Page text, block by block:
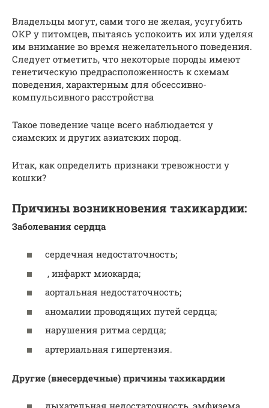
Владельцы могут, сами того не желая, усугубить
ОКР у питомцев, пытаясь успокоить их или уделяя
им внимание во время нежелательного поведения.
Следует отметить, что некоторые породы имеют
генетическую предрасположенность к схемам
поведения, характерным для обсессивно-
компульсивного расстройства
Такое поведение чаще всего наблюдается у
сиамских и других азиатских пород.
Итак, как определить признаки тревожности у
кошки?
Причины возникновения тахикардии:
Заболевания сердца
сердечная недостаточность;
, инфаркт миокарда;
аортальная недостаточность;
аномалии проводящих путей сердца;
нарушения ритма сердца;
артериальная гипертензия.
Другие (внесердечные) причины тахикардии